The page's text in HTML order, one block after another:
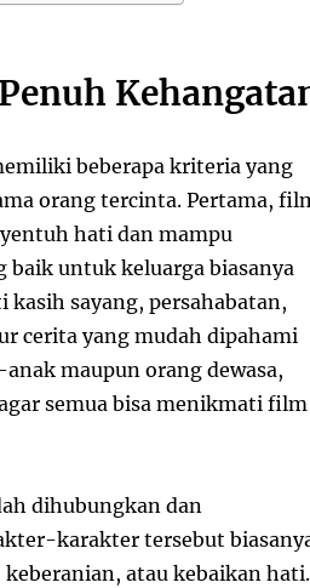
beberapa kriteria yang
orang tercinta. Pertama,
hati dan mampu
baik untuk keluarga biasanya
kasih sayang, persahabatan,
cerita yang mudah dipahami
maupun orang dewasa,
semua bisa menikmati film
dihubungkan dan
karakter tersebut
atau kebaikan hati.